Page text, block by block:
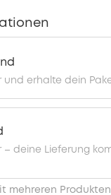
und erhalte dein
– deine Lieferung
mehreren